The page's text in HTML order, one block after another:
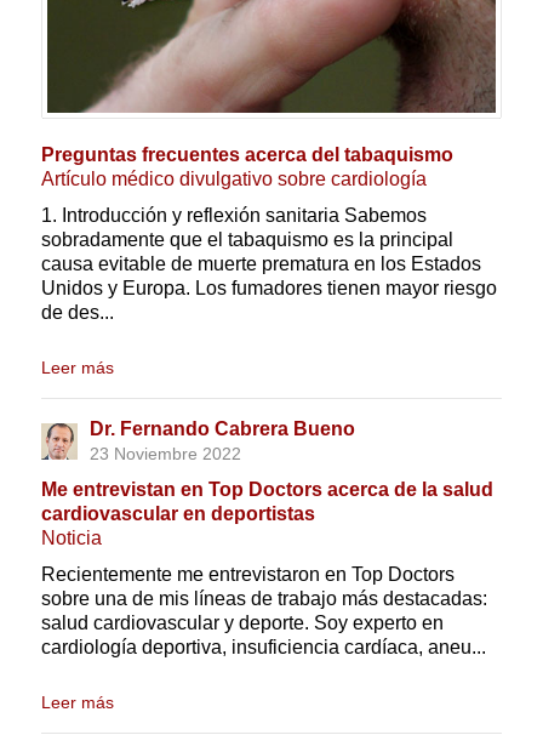
Preguntas frecuentes acerca del tabaquismo
Artículo médico divulgativo sobre cardiología
1. Introducción y reflexión sanitaria Sabemos
sobradamente que el tabaquismo es la principal
causa evitable de muerte prematura en los Estados
Unidos y Europa. Los fumadores tienen mayor riesgo
de des...
Leer más
Dr. Fernando Cabrera Bueno
23 Noviembre 2022
Me entrevistan en Top Doctors acerca de la salud
cardiovascular en deportistas
Noticia
Recientemente me entrevistaron en Top Doctors
sobre una de mis líneas de trabajo más destacadas:
salud cardiovascular y deporte. Soy experto en
cardiología deportiva, insuficiencia cardíaca, aneu...
Leer más